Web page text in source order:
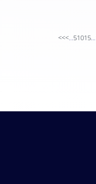
<<<...51015...